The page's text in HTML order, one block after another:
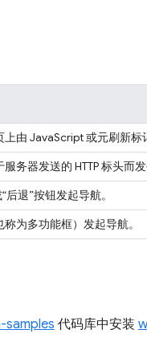
由 JavaScript 或元刷新标
务器发送的 HTTP 标头而
后退”按钮发起导航。
为多功能框）发起导航。
samples 代码库中安装